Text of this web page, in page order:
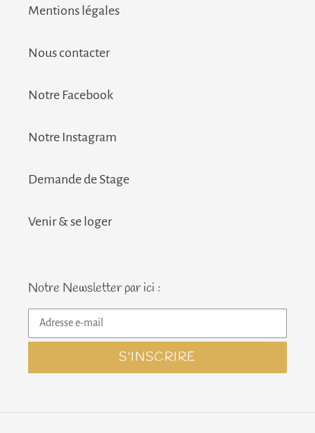
Mentions légales
Nous contacter
Notre Facebook
Notre Instagram
Demande de Stage
Venir & se loger
Notre Newsletter par ici :
S'INSCRIRE